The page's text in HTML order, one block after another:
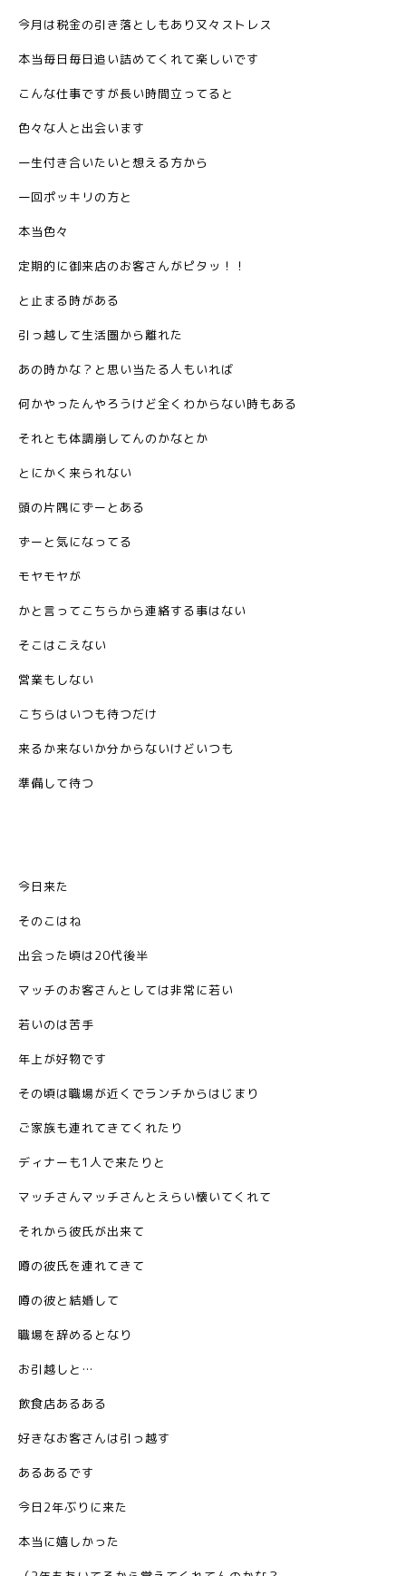
今月は税金の引き落としもあり又々ストレス
本当毎日毎日追い詰めてくれて楽しいです
こんな仕事ですが長い時間立ってると
色々な人と出会います
一生付き合いたいと想える方から
一回ポッキリの方と
本当色々
定期的に御来店のお客さんがピタッ！！
と止まる時がある
引っ越して生活圏から離れた
あの時かな？と思い当たる人もいれば
何かやったんやろうけど全くわからない時もある
それとも体調崩してんのかなとか
とにかく来られない
頭の片隅にずーとある
ずーと気になってる
モヤモヤが
かと言ってこちらから連絡する事はない
そこはこえない
営業もしない
こちらはいつも待つだけ
来るか来ないか分からないけどいつも
準備して待つ
今日来た
そのこはね
出会った頃は20代後半
マッチのお客さんとしては非常に若い
若いのは苦手
年上が好物です
その頃は職場が近くでランチからはじまり
ご家族も連れてきてくれたり
ディナーも1人で来たりと
マッチさんマッチさんとえらい懐いてくれて
それから彼氏が出来て
噂の彼氏を連れてきて
噂の彼と結婚して
職場を辞めるとなり
お引越しと…
飲食店あるある
好きなお客さんは引っ越す
あるあるです
今日2年ぶりに来た
本当に嬉しかった